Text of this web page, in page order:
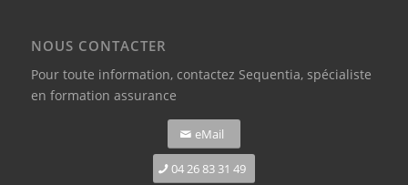
NOUS CONTACTER
Pour toute information, contactez Sequentia, spécialiste
en formation assurance
eMail
04 26 83 31 49